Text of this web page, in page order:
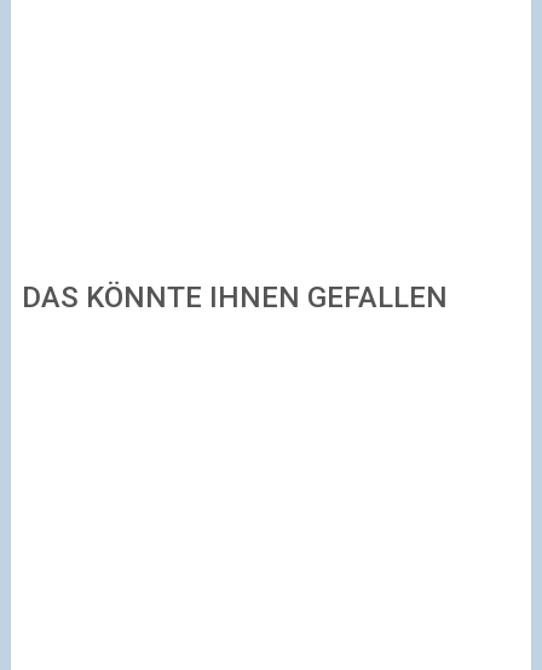
DAS KÖNNTE IHNEN GEFALLEN